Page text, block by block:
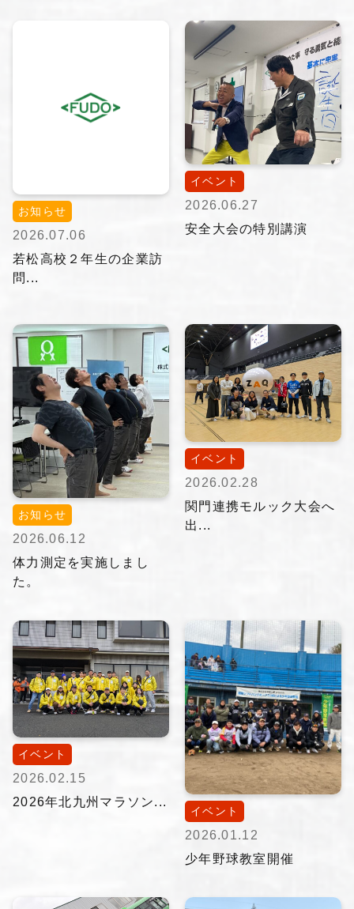
お知らせ
2026.07.06
若松高校２年生の企業訪
問...
イベント
2026.06.27
安全大会の特別講演
お知らせ
2026.06.12
体力測定を実施しまし
た。
イベント
2026.02.28
関門連携モルック大会へ
出...
イベント
2026.02.15
2026年北九州マラソン...
イベント
2026.01.12
少年野球教室開催